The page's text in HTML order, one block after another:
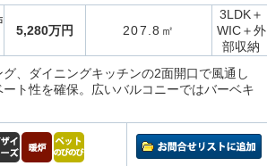
5,280万円 207.8㎡
3LDK＋
WIC＋外
部収納
、ダイニングキッチンの2面開口で風通し
ト性を確保。広いバルコニーではバーベキ